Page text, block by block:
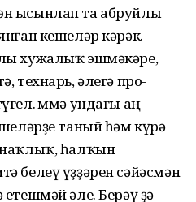
ысынлап та абруйлы
кешеләр кәрәк.
хужалыҡ эшмәкәре,
технарь, әлегә про­
Әммә ун­дағы аң
таный һәм күрә
һалҡын
белеү үҙ­ҙәрен сәйәсмән
әле. Берәү ҙә